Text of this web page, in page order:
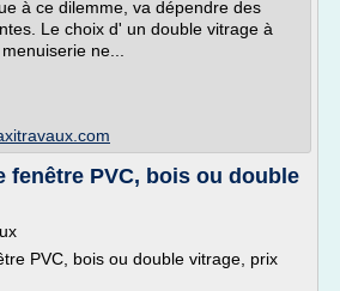
à ce dilemme, va dépendre des
Le choix d' un double vitrage à
ne...
fenêtre PVC, bois ou double
PVC, bois ou double vitrage, prix